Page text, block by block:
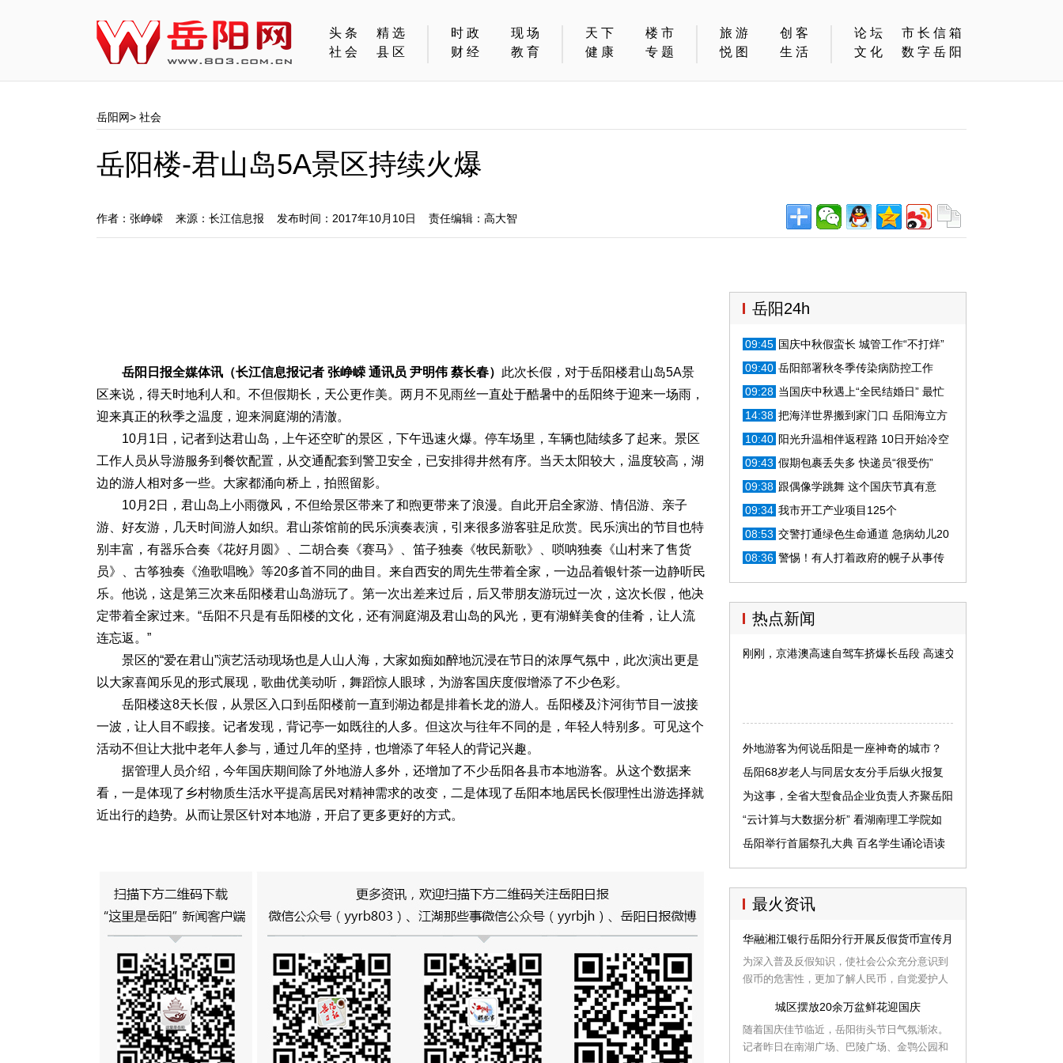
头条
精选
社会
县区
时政
现场
财经
教育
天下
楼市
健康
专题
旅游
创客
悦图
生活
论坛
市长信箱
文化
数字岳阳
岳阳网> 社会
岳阳楼-君山岛5A景区持续火爆
作者：张峥嵘 来源：长江信息报 发布时间：2017年10月10日 责任编辑：高大智
岳阳日报全媒体讯（长江信息报记者 张峥嵘 通讯员 尹明伟 蔡长春） 此次长假，对于岳阳楼君山岛5A景
区来说，得天时地利人和。不但假期长，天公更作美。两月不见雨丝一直处于酷暑中的岳阳终于迎来一场雨，
迎来真正的秋季之温度，迎来洞庭湖的清澈。
10月1日，记者到达君山岛，上午还空旷的景区，下午迅速火爆。停车场里，车辆也陆续多了起来。景区
工作人员从导游服务到餐饮配置，从交通配套到警卫安全，已安排得井然有序。当天太阳较大，温度较高，湖
边的游人相对多一些。大家都涌向桥上，拍照留影。
10月2日，君山岛上小雨微风，不但给景区带来了和煦更带来了浪漫。自此开启全家游、情侣游、亲子
游、好友游，几天时间游人如织。君山茶馆前的民乐演奏表演，引来很多游客驻足欣赏。民乐演出的节目也特
别丰富，有器乐合奏《花好月圆》、二胡合奏《赛马》、笛子独奏《牧民新歌》、唢呐独奏《山村来了售货
员》、古筝独奏《渔歌唱晚》等20多首不同的曲目。来自西安的周先生带着全家，一边品着银针茶一边静听民
乐。他说，这是第三次来岳阳楼君山岛游玩了。第一次出差来过后，后又带朋友游玩过一次，这次长假，他决
定带着全家过来。“岳阳不只是有岳阳楼的文化，还有洞庭湖及君山岛的风光，更有湖鲜美食的佳肴，让人流
连忘返。”
景区的“爱在君山”演艺活动现场也是人山人海，大家如痴如醉地沉浸在节日的浓厚气氛中，此次演出更是
以大家喜闻乐见的形式展现，歌曲优美动听，舞蹈惊人眼球，为游客国庆度假增添了不少色彩。
岳阳楼这8天长假，从景区入口到岳阳楼前一直到湖边都是排着长龙的游人。岳阳楼及汴河街节目一波接
一波，让人目不睱接。记者发现，背记亭一如既往的人多。但这次与往年不同的是，年轻人特别多。可见这个
活动不但让大批中老年人参与，通过几年的坚持，也增添了年轻人的背记兴趣。
据管理人员介绍，今年国庆期间除了外地游人多外，还增加了不少岳阳各县市本地游客。从这个数据来
看，一是体现了乡村物质生活水平提高居民对精神需求的改变，二是体现了岳阳本地居民长假理性出游选择就
近出行的趋势。从而让景区针对本地游，开启了更多更好的方式。
岳阳24h
09:45 国庆中秋假蛮长 城管工作“不打烊”
09:40 岳阳部署秋冬季传染病防控工作
09:28 当国庆中秋遇上“全民结婚日” 最忙
的其实还有他们...
14:38 把海洋世界搬到家门口 岳阳海立方
国庆火爆开园
10:40 阳光升温相伴返程路 10日开始冷空
气再次带来8-10℃降温
09:43 假期包裹丢失多 快递员“很受伤”
09:38 跟偶像学跳舞 这个国庆节真有意
义！
09:34 我市开工产业项目125个
08:53 交警打通绿色生命通道 急病幼儿20
分钟连转两院
08:36 警惕！有人打着政府的幌子从事传
销活动
热点新闻
刚刚，京港澳高速自驾车挤爆长岳段 高速交警正进行分流
外地游客为何说岳阳是一座神奇的城市？
岳阳68岁老人与同居女友分手后纵火报复
为这事，全省大型食品企业负责人齐聚岳阳
“云计算与大数据分析” 看湖南理工学院如
何“智慧建设”大岳阳
岳阳举行首届祭孔大典 百名学生诵论语读
经典敬先贤
最火资讯
华融湘江银行岳阳分行开展反假货币宣传月活动
为深入普及反假知识，使社会公众充分意识到
假币的危害性，更加了解人民币，自觉爱护人
以来，华融湘江银行岳阳分行开展了反假货币
及人民币管理宣传活动，收到了较好效果。
城区摆放20余万盆鲜花迎国庆
随着国庆佳节临近，岳阳街头节日气氛渐浓。
记者昨日在南湖广场、巴陵广场、金鹗公园和